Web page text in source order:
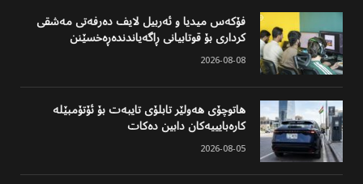
فۆکەس میدیا و ئەربیل لایف دەرفەتی مەشقی
کرداری بۆ قوتابیانی ڕاگەیاندندەڕەخسێنن
2026-08-08
هاتوچۆی هەولێر تابلۆی تایبەت بۆ ئۆتۆمبێلە
کارەبایییەکان دابین دەکات
2026-08-05